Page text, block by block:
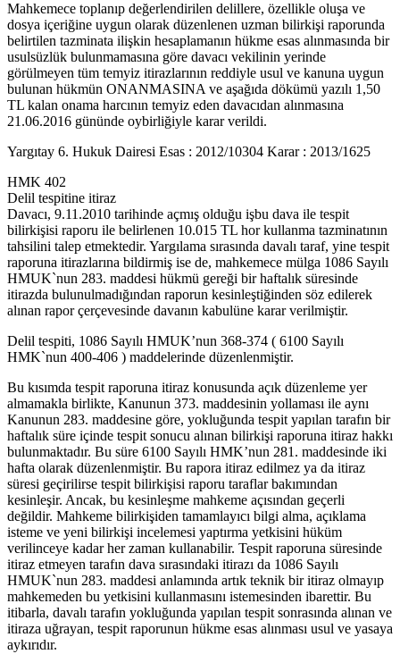
Mahkemece toplanıp değerlendirilen delillere, özellikle oluşa ve
dosya içeriğine uygun olarak düzenlenen uzman bilirkişi raporunda
belirtilen tazminata ilişkin hesaplamanın hükme esas alınmasında bir
usulsüzlük bulunmamasına göre davacı vekilinin yerinde
görülmeyen tüm temyiz itirazlarının reddiyle usul ve kanuna uygun
bulunan hükmün ONANMASINA ve aşağıda dökümü yazılı 1,50
TL kalan onama harcının temyiz eden davacıdan alınmasına
21.06.2016 gününde oybirliğiyle karar verildi.
Yargıtay 6. Hukuk Dairesi Esas : 2012/10304 Karar : 2013/1625
HMK 402
Delil tespitine itiraz
Davacı, 9.11.2010 tarihinde açmış olduğu işbu dava ile tespit
bilirkişisi raporu ile belirlenen 10.015 TL hor kullanma tazminatının
tahsilini talep etmektedir. Yargılama sırasında davalı taraf, yine tespit
raporuna itirazlarına bildirmiş ise de, mahkemece mülga 1086 Sayılı
HMUK`nun 283. maddesi hükmü gereği bir haftalık süresinde
itirazda bulunulmadığından raporun kesinleştiğinden söz edilerek
alınan rapor çerçevesinde davanın kabulüne karar verilmiştir.
Delil tespiti, 1086 Sayılı HMUK’nun 368-374 ( 6100 Sayılı
HMK`nun 400-406 ) maddelerinde düzenlenmiştir.
Bu kısımda tespit raporuna itiraz konusunda açık düzenleme yer
almamakla birlikte, Kanunun 373. maddesinin yollaması ile aynı
Kanunun 283. maddesine göre, yokluğunda tespit yapılan tarafın bir
haftalık süre içinde tespit sonucu alınan bilirkişi raporuna itiraz hakkı
bulunmaktadır. Bu süre 6100 Sayılı HMK’nun 281. maddesinde iki
hafta olarak düzenlenmiştir. Bu rapora itiraz edilmez ya da itiraz
süresi geçirilirse tespit bilirkişisi raporu taraflar bakımından
kesinleşir. Ancak, bu kesinleşme mahkeme açısından geçerli
değildir. Mahkeme bilirkişiden tamamlayıcı bilgi alma, açıklama
isteme ve yeni bilirkişi incelemesi yaptırma yetkisini hüküm
verilinceye kadar her zaman kullanabilir. Tespit raporuna süresinde
itiraz etmeyen tarafın dava sırasındaki itirazı da 1086 Sayılı
HMUK`nun 283. maddesi anlamında artık teknik bir itiraz olmayıp
mahkemeden bu yetkisini kullanmasını istemesinden ibarettir. Bu
itibarla, davalı tarafın yokluğunda yapılan tespit sonrasında alınan ve
itiraza uğrayan, tespit raporunun hükme esas alınması usul ve yasaya
aykırıdır.